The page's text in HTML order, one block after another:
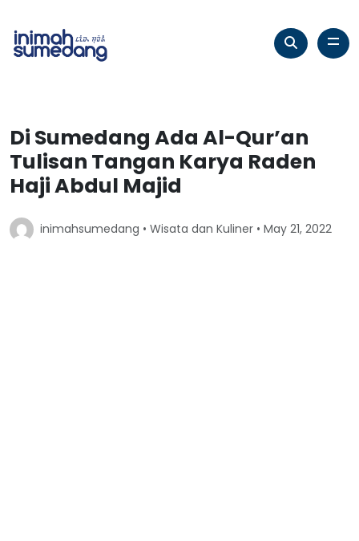
Di Sumedang Ada Al-Qur’an
Tulisan Tangan Karya Raden
Haji Abdul Majid
inimahsumedang • Wisata dan Kuliner • May 21, 2022